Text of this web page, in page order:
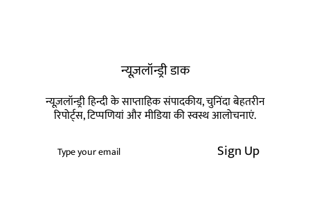
न्यूज़लॉन्ड्री डाक
न्यूज़लॉन्ड्री हिन्दी के साप्ताहिक संपादकीय, चुनिंदा बेहतरीन
रिपोर्ट्स, टिप्पणियां और मीडिया की स्वस्थ आलोचनाएं.
Sign Up